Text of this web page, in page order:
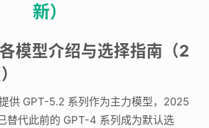
新）
模型介绍与选择指南（2
供 GPT-5.2 系列作为主力模型，2025
替代此前的 GPT-4 系列成为默认选